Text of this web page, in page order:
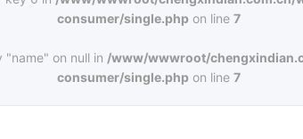
consumer/single.php on line7
on null in /www/wwwroot/
consumer/single.php on line7